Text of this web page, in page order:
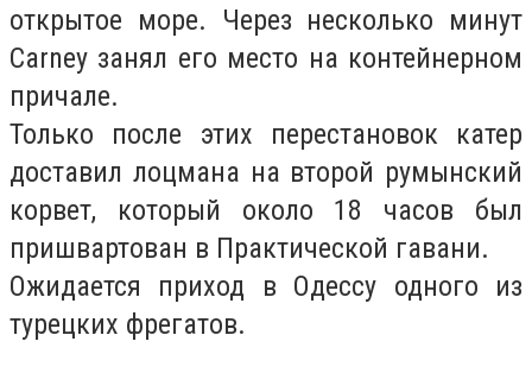
открытое море. Через несколько минут
Carney занял его место на контейнерном
причале.
Только после этих перестановок катер
доставил лоцмана на второй румынский
корвет, который около 18 часов был
пришвартован в Практической гавани.
Ожидается приход в Одессу одного из
турецких фрегатов.